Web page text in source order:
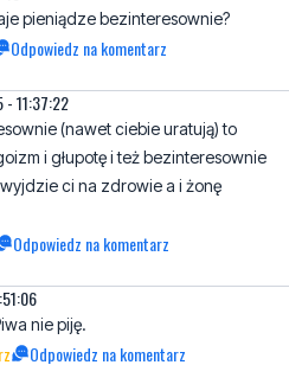
- 11:37:22
(nawet ciebie uratują) to
ci na zdrowie a i żonę
Odpowiedz na komentarz
nie piję.
- 11:59:54
uprawiasz? Współczuję